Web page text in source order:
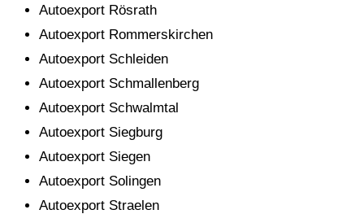
Autoexport Rösrath
Autoexport Rommerskirchen
Autoexport Schleiden
Autoexport Schmallenberg
Autoexport Schwalmtal
Autoexport Siegburg
Autoexport Siegen
Autoexport Solingen
Autoexport Straelen